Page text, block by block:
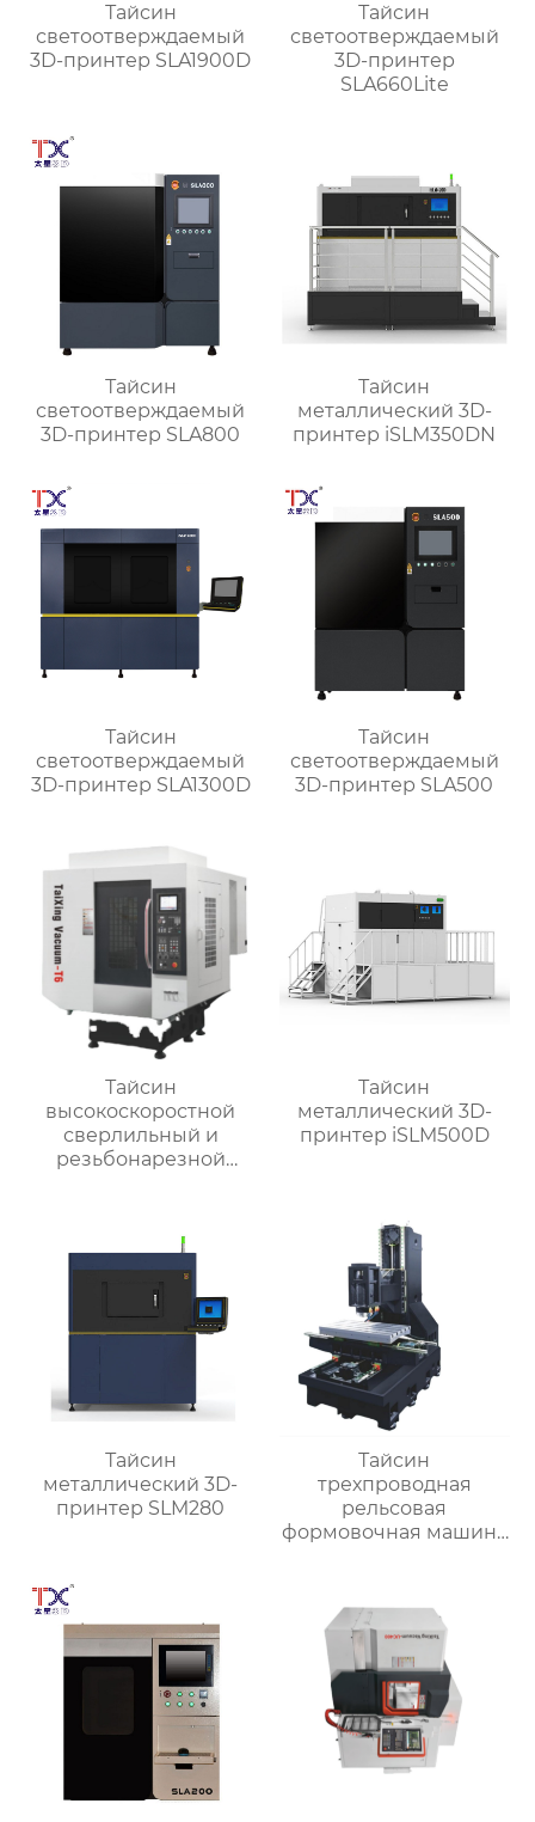
Тайсин
светоотверждаемый
3D-принтер SLA1900D
Тайсин
светоотверждаемый
3D-принтер
SLA660Lite
Тайсин
светоотверждаемый
3D-принтер SLA800
Тайсин
металлический 3D-
принтер iSLM350DN
Тайсин
светоотверждаемый
3D-принтер SLA1300D
Тайсин
светоотверждаемый
3D-принтер SLA500
Тайсин
высокоскоростной
сверлильный и
резьбонарезной
Тайсин
металлический 3D-
принтер iSLM500D
Тайсин
металлический 3D-
принтер SLM280
Тайсин
трехпроводная
рельсовая
формовочная машина